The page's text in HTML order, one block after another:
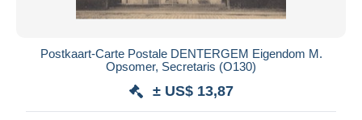
Postkaart-Carte Postale DENTERGEM Eigendom M.
Opsomer, Secretaris (O130)
± US$ 13,87